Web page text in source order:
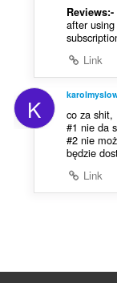
Reviews:-
after
Link
K
co za shit,
#1 nie da
#2 nie
będzie
Link